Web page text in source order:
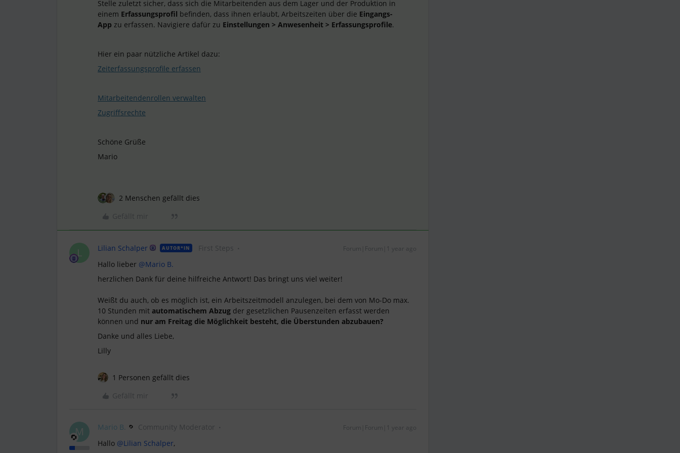
Stelle zuletzt sicher, dass sich die Mitarbeitenden aus dem Lager und der Produktion in
einem Erfassungsprofil befinden, dass ihnen erlaubt, Arbeitszeiten über die Eingangs-
App zu erfassen. Navigiere dafür zu Einstellungen > Anwesenheit > Erfassungsprofile.
Hier ein paar nützliche Artikel dazu:
Zeiterfassungsprofile erfassen
Mitarbeitendenrollen verwalten
Zugriffsrechte
Schöne Grüße
Mario
2 Menschen gefällt dies
L Lilian Schalper AUTOR*IN First Steps Forum|Forum|1 year ago
Hallo lieber ​ @Mario B.
herzlichen Dank für deine hilfreiche Antwort! Das bringt uns viel weiter!
Weißt du auch, ob es möglich ist, ein Arbeitszeitmodell anzulegen, bei dem von Mo-Do max.
10 Stunden mit automatischem Abzug der gesetzlichen Pausenzeiten erfasst werden
können und nur am Freitag die Möglichkeit besteht, die Überstunden abzubauen?
Danke und alles Liebe,
Lilly
1 Personen gefällt dies
Gefällt mir
M Mario B. Community Moderator Forum|Forum|1 year ago
Hallo ​ @Lilian Schalper,